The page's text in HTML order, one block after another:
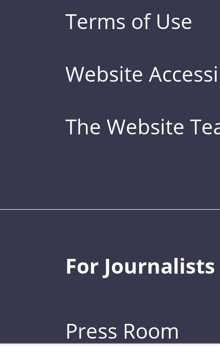
Terms of Use
Website
The Website
For Journalists
Press Room